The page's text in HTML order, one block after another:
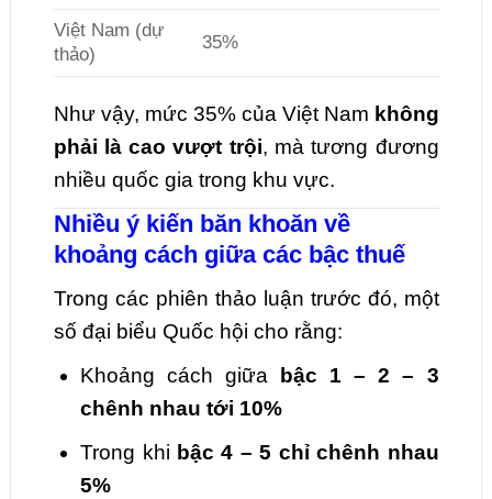
Việt Nam (dự
thảo)
35%
Như vậy, mức 35% của Việt Nam không
phải là cao vượt trội, mà tương đương
nhiều quốc gia trong khu vực.
Nhiều ý kiến băn khoăn về
khoảng cách giữa các bậc thuế
Trong các phiên thảo luận trước đó, một
số đại biểu Quốc hội cho rằng:
Khoảng cách giữa
bậc 1 – 2 – 3
chênh nhau tới 10%
Trong khi bậc 4 – 5 chỉ chênh nhau
5%